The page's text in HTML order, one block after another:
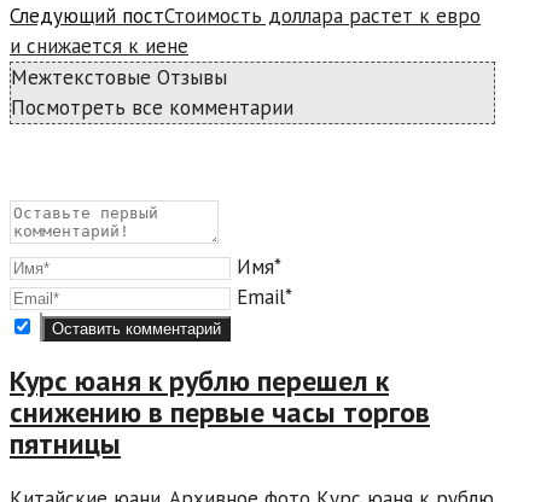
Следующий постСтоимость доллара растет к евро
и снижается к иене
Межтекстовые Отзывы
Посмотреть все комментарии
Имя*
Email*
Курс юаня к рублю перешел к
снижению в первые часы торгов
пятницы